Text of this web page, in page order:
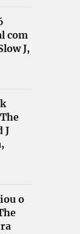
com
J,
J
o